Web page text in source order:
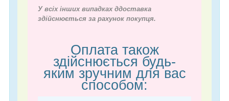
У всіх інших випадках ддоставка
здійснюється за рахунок покупця.
Оплата також
здійснюється будь-
яким зручним для вас
способом: